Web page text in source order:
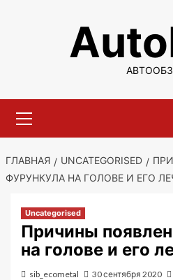
содержимому
меню
ГЛАВНАЯ UNCATEGORISED
ФУРУНКУЛА НА ГОЛОВЕ И ЕГО
Uncategorised
Причины
на голове и его
sib_ecometal 30 сентября 2020